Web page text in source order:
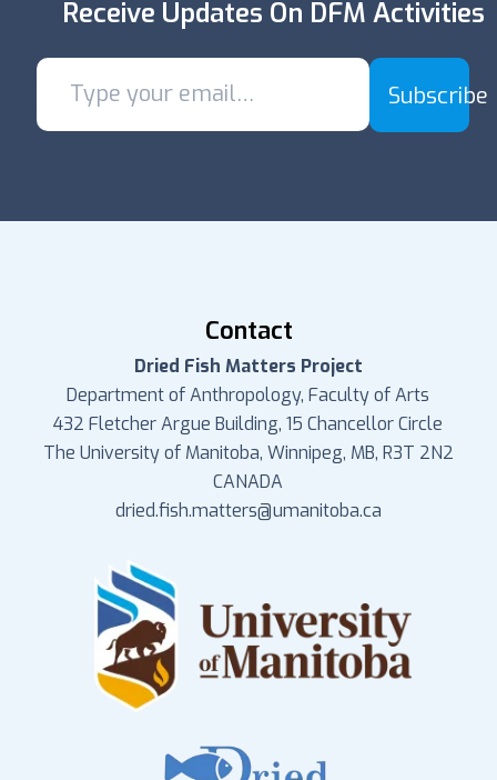
Receive Updates On DFM Activities
Subscribe
Contact
Dried Fish Matters Project
Department of Anthropology, Faculty of Arts
432 Fletcher Argue Building, 15 Chancellor Circle
The University of Manitoba, Winnipeg, MB, R3T 2N2
CANADA
dried.fish.matters@umanitoba.ca